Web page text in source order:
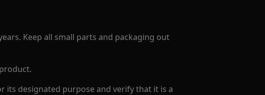
Keep all small parts and packaging out
its designated purpose and verify that it is a